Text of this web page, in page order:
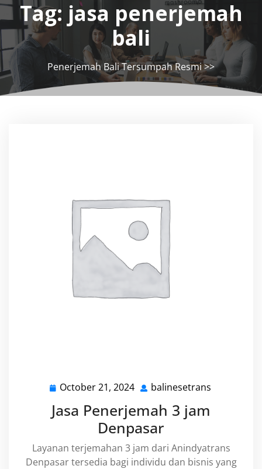
Tag: jasa penerjemah
bali
Penerjemah Bali Tersumpah Resmi>>
October 21, 2024 October
2024
balinesetrans
Jasa Penerjemah 3 jam
Denpasar
Layanan terjemahan 3 jam dari Anindyatrans
Denpasar tersedia bagi individu dan bisnis yang